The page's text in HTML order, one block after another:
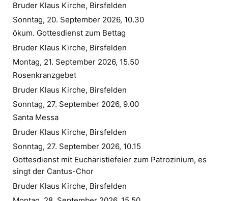
Bruder Klaus Kirche, Birsfelden
Sonntag, 20. September 2026, 10.30
ökum. Gottesdienst zum Bettag
Bruder Klaus Kirche, Birsfelden
Montag, 21. September 2026, 15.50
Rosenkranzgebet
Bruder Klaus Kirche, Birsfelden
Sonntag, 27. September 2026, 9.00
Santa Messa
Bruder Klaus Kirche, Birsfelden
Sonntag, 27. September 2026, 10.15
Gottesdienst mit Eucharistiefeier zum Patrozinium, es
singt der Cantus-Chor
Bruder Klaus Kirche, Birsfelden